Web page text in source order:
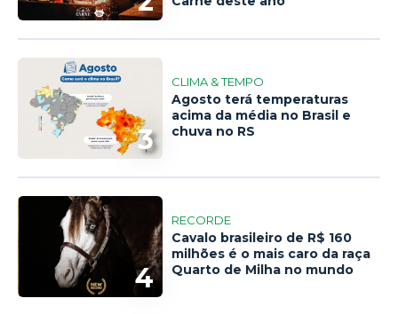
3
CLIMA & TEMPO
Agosto terá temperaturas
acima da média no Brasil e
chuva no RS
4
RECORDE
Cavalo brasileiro de R$ 160
milhões é o mais caro da raça
Quarto de Milha no mundo